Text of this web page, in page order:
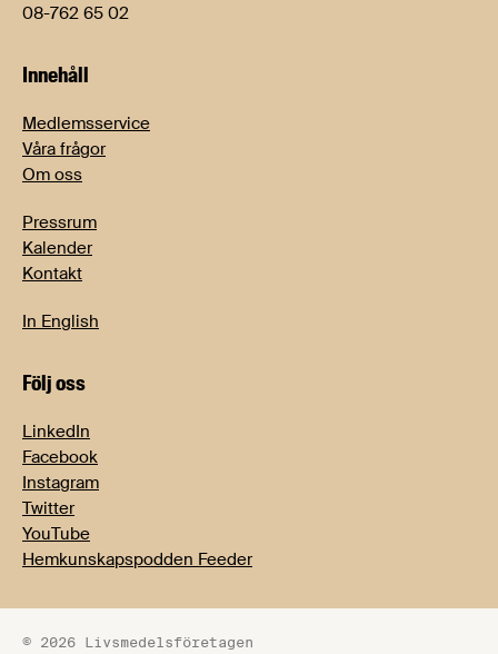
08-762 65 02
Innehåll
Medlemsservice
Våra frågor
Om oss
Pressrum
Kalender
Kontakt
In English
Följ oss
LinkedIn
Facebook
Instagram
Twitter
YouTube
Hemkunskapspodden Feeder
© 2026 Livsmedelsföretagen